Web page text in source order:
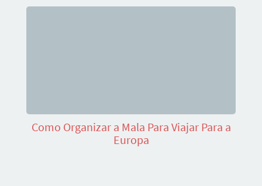
Como Organizar a Mala Para Viajar Para a
Europa